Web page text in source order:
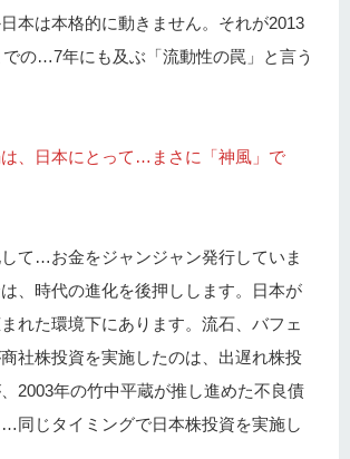
本は本格的に動きません。それが2013
の…7年にも及ぶ「流動性の罠」と言う
、日本にとって…まさに「神風」で
て…お金をジャンジャン発行していま
、時代の進化を後押しします。日本が
れた環境下にあります。流石、バフェ
社株投資を実施したのは、出遅れ株投
2003年の竹中平蔵が推し進めた不良債
同じタイミングで日本株投資を実施し